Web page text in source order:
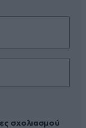
σχολιασμού